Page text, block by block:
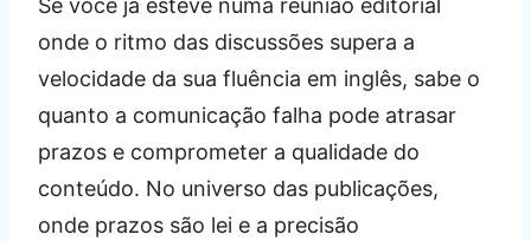
Se você já esteve numa reunião editorial
onde o ritmo das discussões supera a
velocidade da sua fluência em inglês, sabe o
quanto a comunicação falha pode atrasar
prazos e comprometer a qualidade do
conteúdo. No universo das publicações,
onde prazos são lei e a precisão